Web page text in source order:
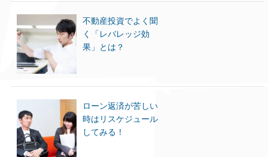
不動産投資でよく聞
く「レバレッジ効
果」とは？
ローン返済が苦しい
時はリスケジュール
してみる！